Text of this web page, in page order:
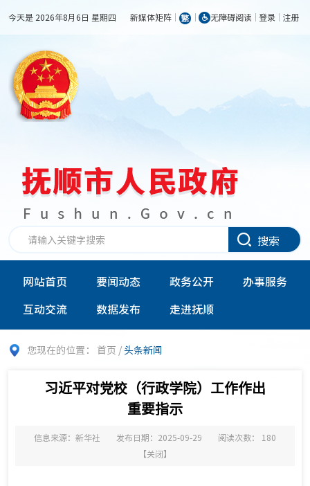
今天是 2026年8月6日 星期四 新媒体矩阵 无障碍阅读 登录 注册
搜索
网站首页 要闻动态 政务公开
办事服务
互动交流
数据发布 走进抚顺
您现在的位置： 首页 /头条新闻
习近平对党校（行政学院）工作作出
重要指示
信息来源：新华社 发布日期：2025-09-29 阅读次数： 180
【关闭】